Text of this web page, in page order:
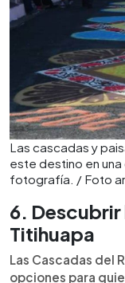
Las cascadas y
este destino en
fotografía. / Foto
6. Descubrir
Titihuapa
Las Cascadas del
opciones para